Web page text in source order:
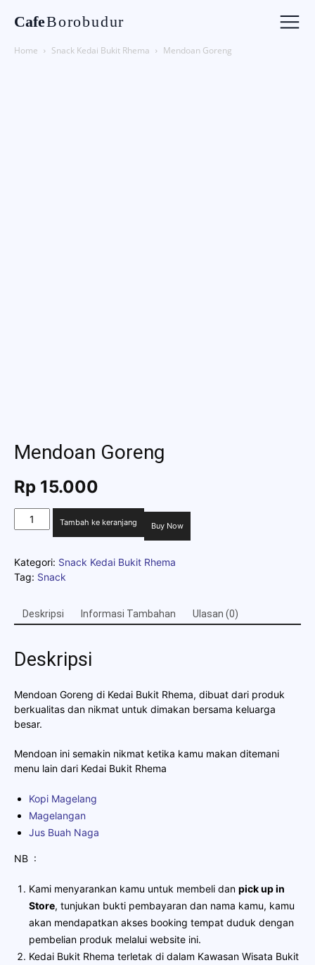
CafeBorobudur
Home Snack Kedai Bukit Rhema Mendoan Goreng
Mendoan Goreng
Rp 15.000
Kuantitas
Mendoan
Tambah ke keranjang Buy Now
Kategori: Snack Kedai Bukit Rhema
Tag: Snack
Deskripsi Informasi Tambahan Ulasan (0)
Deskripsi
Mendoan Goreng di Kedai Bukit Rhema, dibuat dari produk
berkualitas dan nikmat untuk dimakan bersama keluarga
besar.
Mendoan ini semakin nikmat ketika kamu makan ditemani
menu lain dari Kedai Bukit Rhema
Kopi Magelang
Magelangan
Jus Buah Naga
NB :
Kami menyarankan kamu untuk membeli dan pick up in
Store, tunjukan bukti pembayaran dan nama kamu, kamu
akan mendapatkan akses booking tempat duduk dengan
pembelian produk melalui website ini.
Kedai Bukit Rhema terletak di dalam Kawasan Wisata Bukit